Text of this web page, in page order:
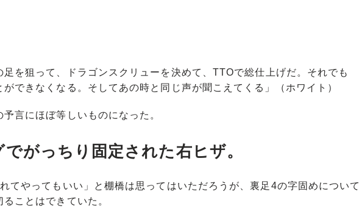
を狙って、ドラゴンスクリューを決めて、TTOで総仕上げだ。それでも
ができなくなる。そしてあの時と同じ声が聞こえてくる」（ホワイト）
言にほぼ等しいものになった。
がっちり固定された右ヒザ。
てやってもいい」と棚橋は思ってはいただろうが、裏足4の字固めについて
ことはできていた。